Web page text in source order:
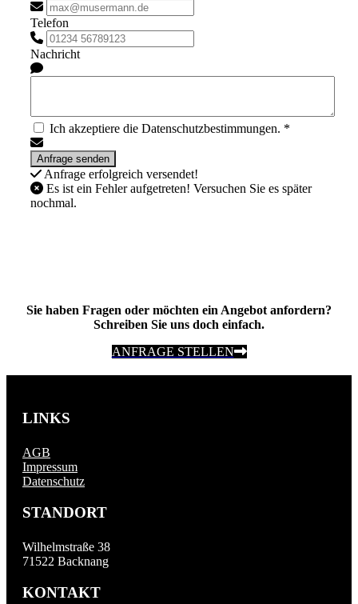
Telefon
Nachricht
Ich akzeptiere die Datenschutzbestimmungen. *
Anfrage erfolgreich versendet!
Es ist ein Fehler aufgetreten! Versuchen Sie es später
nochmal.
Sie haben Fragen oder möchten ein Angebot anfordern?
Schreiben Sie uns doch einfach.
ANFRAGE STELLEN
LINKS
AGB
Impressum
Datenschutz
STANDORT
Wilhelmstraße 38
71522 Backnang
KONTAKT